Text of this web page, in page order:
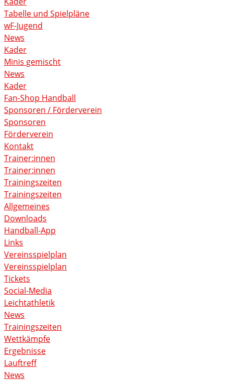
Tabelle und Spielpläne
wF-Jugend
News
Kader
Minis gemischt
News
Kader
Fan-Shop Handball
Sponsoren / Förderverein
Sponsoren
Förderverein
Kontakt
Trainer:innen
Trainer:innen
Trainingszeiten
Trainingszeiten
Allgemeines
Downloads
Handball-App
Links
Vereinsspielplan
Vereinsspielplan
Tickets
Social-Media
Leichtathletik
News
Trainingszeiten
Wettkämpfe
Ergebnisse
Lauftreff
News